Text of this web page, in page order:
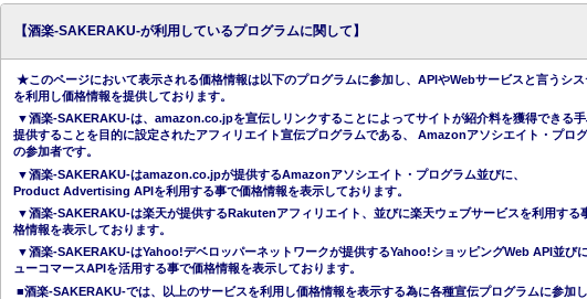
【酒楽-SAKERAKU-が利用しているプログラムに関して】
★このページにおいて表示される価格情報は以下のプログラムに参加し、APIやWebサービスと言うシス
を利用し価格情報を提供しております。
▼酒楽-SAKERAKU-は、amazon.co.jpを宣伝しリンクすることによってサイトが紹介料を獲得できる
提供することを目的に設定されたアフィリエイト宣伝プログラムである、 Amazonアソシエイト・プロ
の参加者です。
▼酒楽-SAKERAKU-はamazon.co.jpが提供するAmazonアソシエイト・プログラム並びに、
Product Advertising APIを利用する事で価格情報を表示しております。
▼酒楽-SAKERAKU-は楽天が提供するRakutenアフィリエイト、並びに楽天ウェブサービスを利用する
格情報を表示しております。
▼酒楽-SAKERAKU-はYahoo!デベロッパーネットワークが提供するYahoo!ショッピングWeb API並び
ューコマースAPIを活用する事で価格情報を表示しております。
■酒楽-SAKERAKU-では、以上のサービスを利用し価格情報を表示する為に各種宣伝プログラムに参加